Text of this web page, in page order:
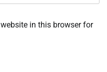
in this browser for